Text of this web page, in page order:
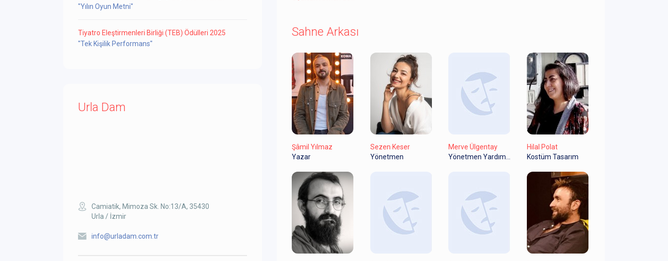
"Yılın Oyun Metni"
Tiyatro Eleştirmenleri Birliği (TEB) Ödülleri 2025
"Tek Kişilik Performans"
Urla Dam
Camiatik, Mimoza Sk. No:13/A, 35430
Urla / İzmir
info@urladam.com.tr
Sahne Arkası
Şâmil Yılmaz
Yazar
Sezen Keser
Yönetmen
Merve Ülgentay
Hilal Polat
Kostüm Tasarım